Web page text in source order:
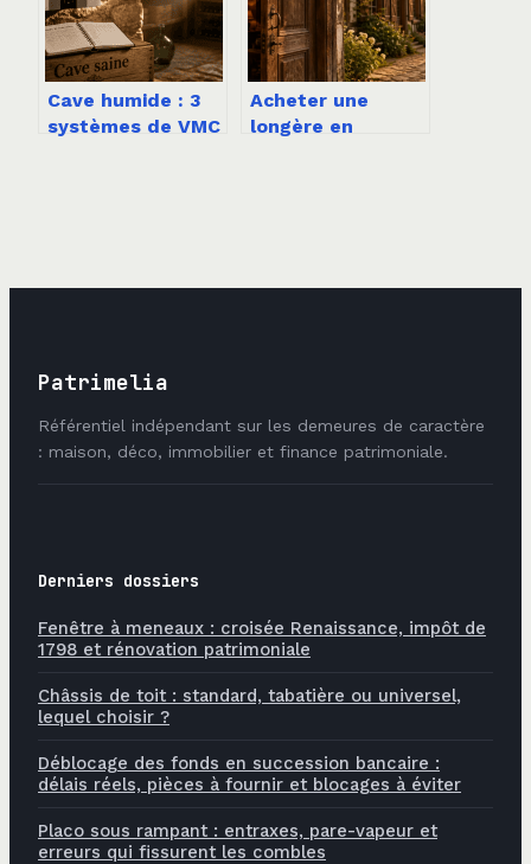
Cave humide : 3
systèmes de VMC
Acheter une
longère en
Patrimelia
Référentiel indépendant sur les demeures de caractère
: maison, déco, immobilier et finance patrimoniale.
Derniers dossiers
Fenêtre à meneaux : croisée Renaissance, impôt de
1798 et rénovation patrimoniale
Châssis de toit : standard, tabatière ou universel,
lequel choisir ?
Déblocage des fonds en succession bancaire :
délais réels, pièces à fournir et blocages à éviter
Placo sous rampant : entraxes, pare-vapeur et
erreurs qui fissurent les combles